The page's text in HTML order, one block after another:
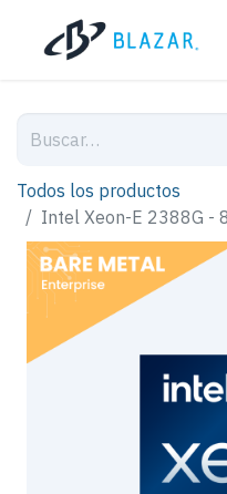
Todos los productos
Intel Xeon-E 2388G -